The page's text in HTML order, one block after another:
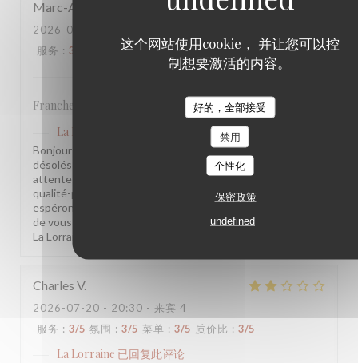
这个网站使用cookie， 并让您可以控
制想要激活的内容。
好的，全部接受
禁用
个性化
保密政策
undefined
Marc-Antoine
2026-07-21
服务 : 3 2/5 菜单: 3/5 质价比: 1 /5
Franchement rien de spécial, j’en attendais beaucoup plus!
La Lorraine
Bonjour Marc-Antoine, Nous sommes sincèrement
désolés que votre visite n'ait pas été à la hauteur de vos
attentes. Vos remarques sur l'ambiance et le rapport
qualité-prix sont notées et transmises à l'équipe. Nous
espérons avoir l'occasion de vous accueillir à nouveau et
de vous surprendre positivement. L'équipe de la Brasserie
La Lorraine
Charles V
2026-07-20 - 20:30 - 来宾 4
服务 : 3/5 氛围 : 3/5 菜单 : 3/5 质价比 : 3/5
La Lorraine 已回复此评论